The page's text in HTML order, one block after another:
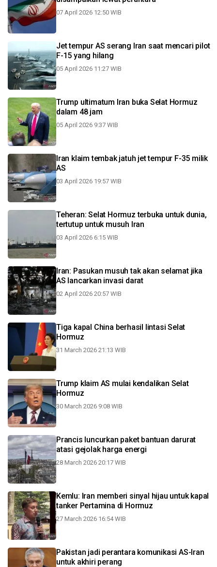
07 April 2026 12:50 WIB
Jet tempur AS serang Iran saat mencari pilot
F-15 yang hilang
05 April 2026 11:27 WIB
Trump ultimatum Iran buka Selat Hormuz
dalam 48 jam
05 April 2026 9:37 WIB
Iran klaim tembak jatuh jet tempur F-35 milik
AS
03 April 2026 19:57 WIB
Teheran: Selat Hormuz terbuka untuk dunia,
tertutup untuk musuh Iran
03 April 2026 6:15 WIB
Iran: Pasukan musuh tak akan selamat jika
AS lancarkan invasi darat
02 April 2026 20:57 WIB
Tiga kapal China berhasil lintasi Selat
Hormuz
31 March 2026 21:13 WIB
Trump klaim AS mulai kendalikan Selat
Hormuz
30 March 2026 9:08 WIB
Prancis luncurkan paket bantuan darurat
atasi gejolak harga energi
28 March 2026 20:17 WIB
Kemlu: Iran memberi sinyal hijau untuk kapal
tanker Pertamina di Hormuz
27 March 2026 16:54 WIB
Pakistan jadi perantara komunikasi AS-Iran
untuk akhiri perang